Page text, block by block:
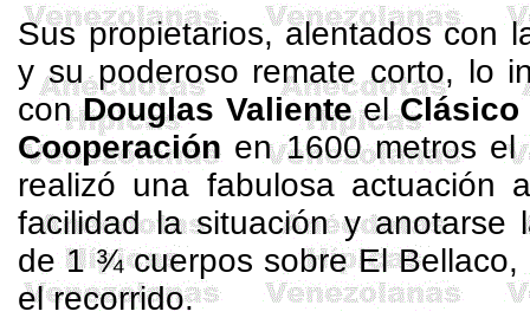
Sus propietarios, alentados con
y su poderoso remate corto, lo
conDouglas ValienteelClásico
Cooperación en1600 metros el
realizó una fabulosa actuación
facilidad la situación y anotarse
de 1 ¾ cuerpos sobre El Bellaco,
el recorrido.